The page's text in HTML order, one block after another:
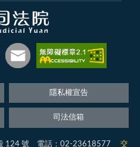
隱私權宣告
司法信箱
124 號 電話：02-23618577 交